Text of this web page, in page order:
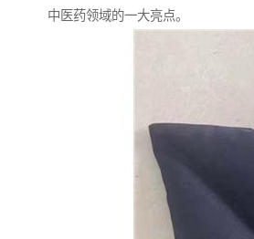
中医药领域的一大亮点。